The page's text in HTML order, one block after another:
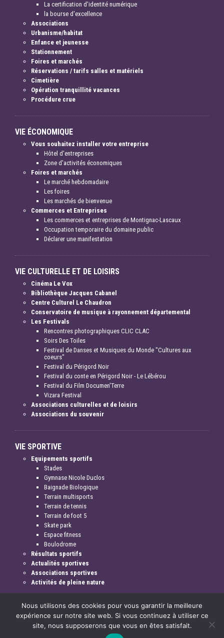
La certification d'identité numérique
la bourse d'excellence
Associations
Urbanisme/habitat
Enfance et jeunesse
Stationnement
Foires et marchés
Réservations / tarifs salles et matériels
Cimetière
Opération tranquillité vacances
Procédure crue
VIE ÉCONOMIQUE
Vous souhaitez installer votre entreprise
Hôtel d'entreprises
Zone d'activités économiques
Foires et marchés
Le marché hebdomadaire
Les foires
Les marchés de bienvenue
Commerces et Entreprises
Les commerces et entreprises de Montignac-Lascaux
Occupation temporaire du domaine public
Déclarer une manifestation
VIE CULTURELLE ET DE LOISIRS
Cinéma Le Vox
Bibliothèque Jacques Cabanel
Centre Culturel Le Chaudron
Conservatoire de musique à rayonnement départemental
Les Festivals
Rencontres photographiques CLIC CLAC
Soirs Des Toiles
Festival de Danses et Musiques du Monde "Cultures aux
coeurs"
Festival du Périgord Noir
Festival du conte en Périgord Noir - Le Lébérou
Festival du Film Documen'Terre
Vizara Festival
Associations culturelles et de loisirs
Associations du souvenir
VIE SPORTIVE
Equipements sportifs
Stades
Gymnase Nicole Duclos
Baignade Biologique
Terrain multisports
Terrain de tennis
Terrain de foot 5
Skate park
Espace fitness
Boulodrome
Résultats sportifs
Actualités sportives
Associations sportives
Activités de pleine nature
Mentions légales & crédits
Nous utilisons des cookies pour vous garantir la meilleure
expérience sur notre site web. Si vous continuez à utiliser ce
site, nous supposerons que vous en êtes satisfait.